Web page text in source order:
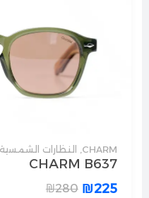
CHARM
, النظارات الشمسية
CHARM B637
₪280 ₪225